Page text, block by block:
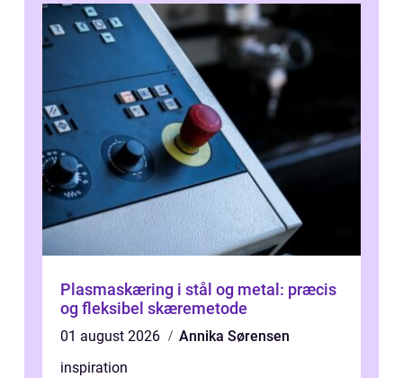
Plasmaskæring i stål og metal: præcis
og fleksibel skæremetode
01 august 2026
Annika Sørensen
inspiration